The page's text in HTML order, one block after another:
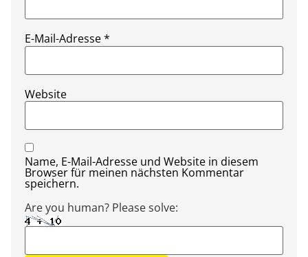
E-Mail-Adresse*
Website
Name, E-Mail-Adresse und Website in diesem
Browser für meinen nächsten Kommentar
speichern.
Are you human? Please solve: